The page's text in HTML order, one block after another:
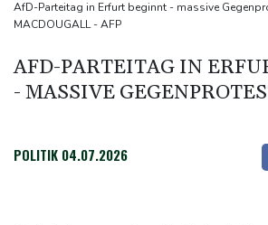
Grenzkontrollen
Trumps umstrittener Justizminister
Bestätigung im Senat
AfD-Parteitag in Erfurt beginnt - massive
MACDOUGALL - AFP
AFD-PARTEITAG IN
- MASSIVE
POLITIK 04.07.2026